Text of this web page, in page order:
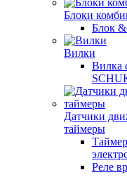
Блоки
Блок
Вилки
Вилка
Датчики
таймеры
Реле